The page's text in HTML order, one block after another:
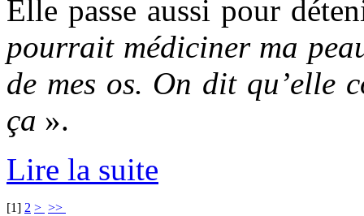
Elle passe aussi pour
pourrait médiciner ma
de mes os. On dit qu’elle
ça ».
Lire la suite
[1] 2 > >>